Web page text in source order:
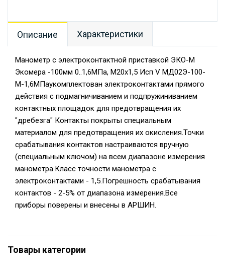
Описание Характеристики
Манометр с электроконтактной приставкой ЭКО-М
Экомера -100мм 0..1,6МПа, М20х1,5 Исп V МД02Э-100-
М-1,6МПаукомплектован электроконтактами прямого
действия с подмагничиванием и подпружиниванием
контактных площадок для предотвращения их
"дребезга" Контакты покрыты специальным
материалом для предотвращения их окисления.Точки
срабатывания контактов настраиваются вручную
(специальным ключом) на всем диапазоне измерения
манометра.Класс точности манометра с
электроконтактами - 1,5.Погрешность срабатывания
контактов - 2-5% от диапазона измерения.Все
приборы поверены и внесены в АРШИН.
Товары категории